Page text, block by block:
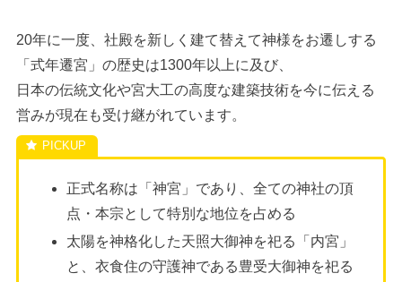
20年に一度、社殿を新しく建て替えて神様をお遷しする
「式年遷宮」の歴史は1300年以上に及び、
日本の伝統文化や宮大工の高度な建築技術を今に伝える
営みが現在も受け継がれています。
正式名称は「神宮」であり、全ての神社の頂
点・本宗として特別な地位を占める
太陽を神格化した天照大御神を祀る「内宮」
と、衣食住の守護神である豊受大御神を祀る